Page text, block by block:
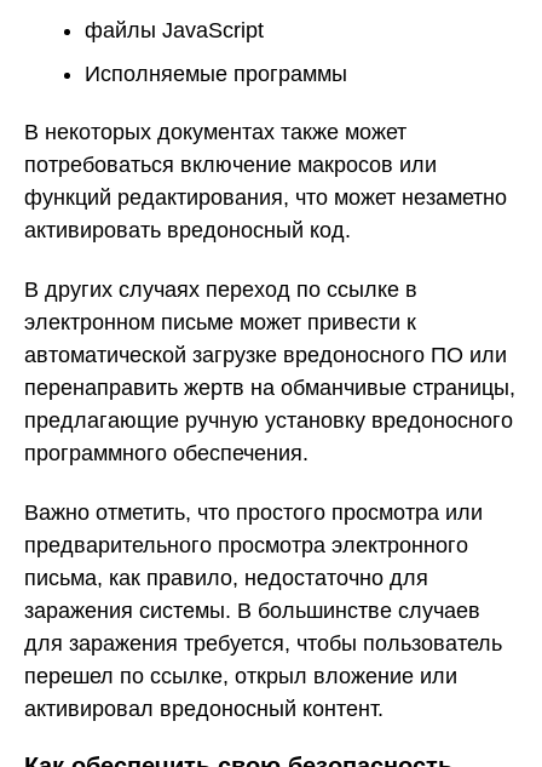
файлы JavaScript
Исполняемые программы
В некоторых документах также может
потребоваться включение макросов или
функций редактирования, что может незаметно
активировать вредоносный код.
В других случаях переход по ссылке в
электронном письме может привести к
автоматической загрузке вредоносного ПО или
перенаправить жертв на обманчивые страницы,
предлагающие ручную установку вредоносного
программного обеспечения.
Важно отметить, что простого просмотра или
предварительного просмотра электронного
письма, как правило, недостаточно для
заражения системы. В большинстве случаев
для заражения требуется, чтобы пользователь
перешел по ссылке, открыл вложение или
активировал вредоносный контент.